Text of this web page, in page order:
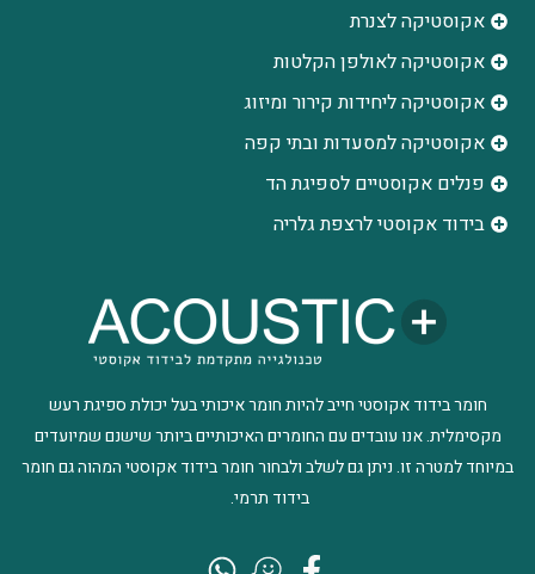
חומר בידוד אקוסטי חייב להיות חומר איכותי בעל יכולת ספיגת רעש
מקסימלית. אנו עובדים עם החומרים האיכותיים ביותר שישנם שמיועדים
במיוחד למטרה זו. ניתן גם לשלב ולבחור חומר בידוד אקוסטי המהוה גם חומר
בידוד תרמי.
אקוסטיקה לצנרת
אקוסטיקה לאולפן הקלטות
‫אקוסטיקה ליחידות קירור ומיזוג
אקוסטיקה למסעדות ובתי קפה
פנלים אקוסטיים לספיגת הד
בידוד אקוסטי לרצפת גלריה